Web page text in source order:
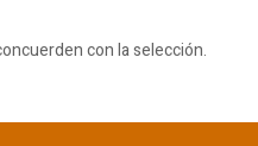
con la selección.